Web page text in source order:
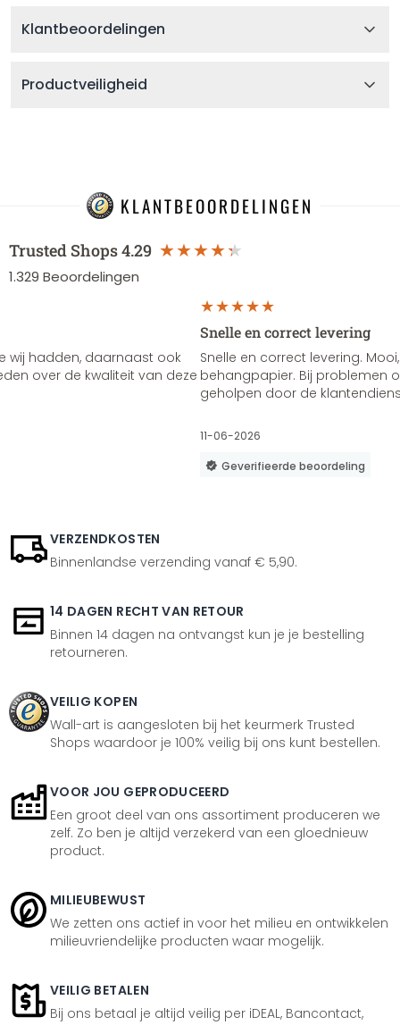
Klantbeoordelingen
Productveiligheid
KLANTBEOORDELINGEN
Trusted Shops4.29
1.329 Beoordelingen
wij hadden, daarnaast ook
over de kwaliteit van deze
Snelle en correct levering
Snelle en correct levering.
behangpapier. Bij problemen
geholpen door de
11-06-2026
Geverifieerde beoordeling
VERZENDKOSTEN
Binnenlandse verzending vanaf € 5,90.
14 DAGEN RECHT VAN RETOUR
Binnen 14 dagen na ontvangst kun je je bestelling
retourneren.
VEILIG KOPEN
Wall-art is aangesloten bij het keurmerk Trusted
Shops waardoor je 100% veilig bij ons kunt bestellen.
VOOR JOU GEPRODUCEERD
Een groot deel van ons assortiment produceren we
zelf. Zo ben je altijd verzekerd van een gloednieuw
product.
MILIEUBEWUST
We zetten ons actief in voor het milieu en ontwikkelen
milieuvriendelijke producten waar mogelijk.
VEILIG BETALEN
Bij ons betaal je altijd veilig per iDEAL, Bancontact,